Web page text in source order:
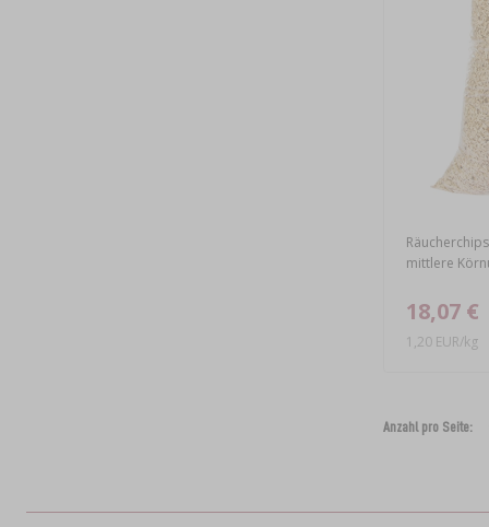
mittlere
18,07 €
1,20 EUR/kg
Anzahl pro Seite: